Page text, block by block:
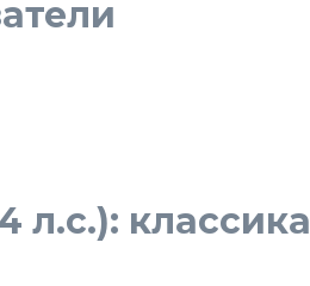
л.с.): классика